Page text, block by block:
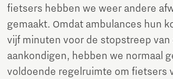
fietsers hebben we weer andere
gemaakt. Omdat ambulances hun
vijf minuten voor de stopstreep van
aankondigen, hebben we normaal
voldoende regelruimte om fietsers